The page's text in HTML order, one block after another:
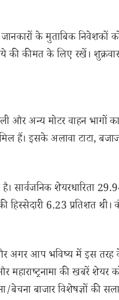
के मुताबिक निवेशकों
कीमत के लिए रखें। शुक्रवार
और अन्य मोटर वाहन भागों का
हैं। इसके अलावा टाटा,
सार्वजनिक शेयरधारिता
6.23 प्रतिशत
अगर आप भविष्य में इस
की खबरें शेयर
बाजार विशेषज्ञों की